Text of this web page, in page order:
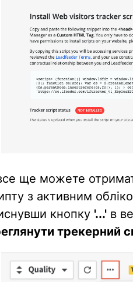
ще можете
з активним
кнопку '...' в
трекерний